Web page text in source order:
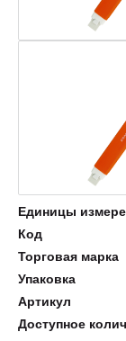
Единицы
Код
Торговая марка
Упаковка
Артикул
Доступное